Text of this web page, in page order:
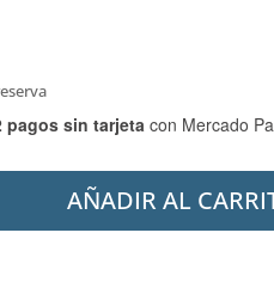
pagos sin tarjeta con Mercado
AÑADIR AL